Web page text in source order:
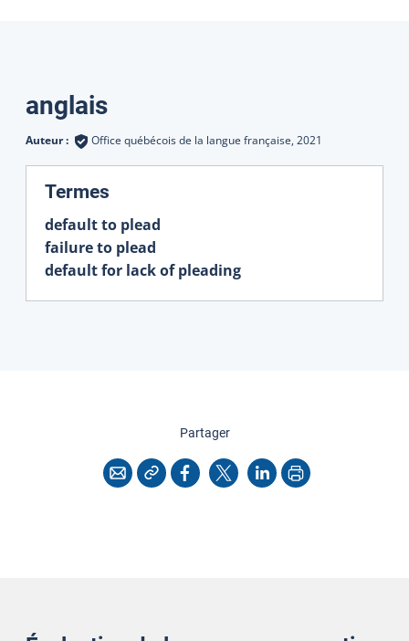
Traductions
anglais
Auteur : Office québécois de la langue française, 2021
Termes
default to plead
failure to plead
default for lack of pleading
Partagercette page
CourrielCopier l'adresse
Facebook
X LinkedInImprimer